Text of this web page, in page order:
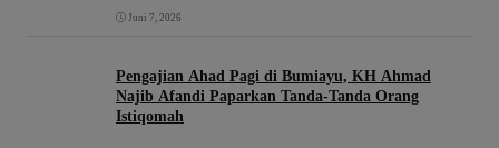
Juni 7, 2026
Pengajian Ahad Pagi di Bumiayu, KH Ahmad
Najib Afandi Paparkan Tanda-Tanda Orang
Istiqomah